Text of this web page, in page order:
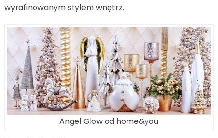
wyrafinowanym stylem wnętrz.
Angel Glow od home&you